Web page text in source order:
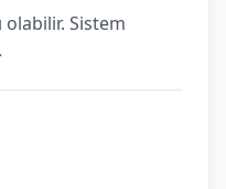
olabilir. Sistem